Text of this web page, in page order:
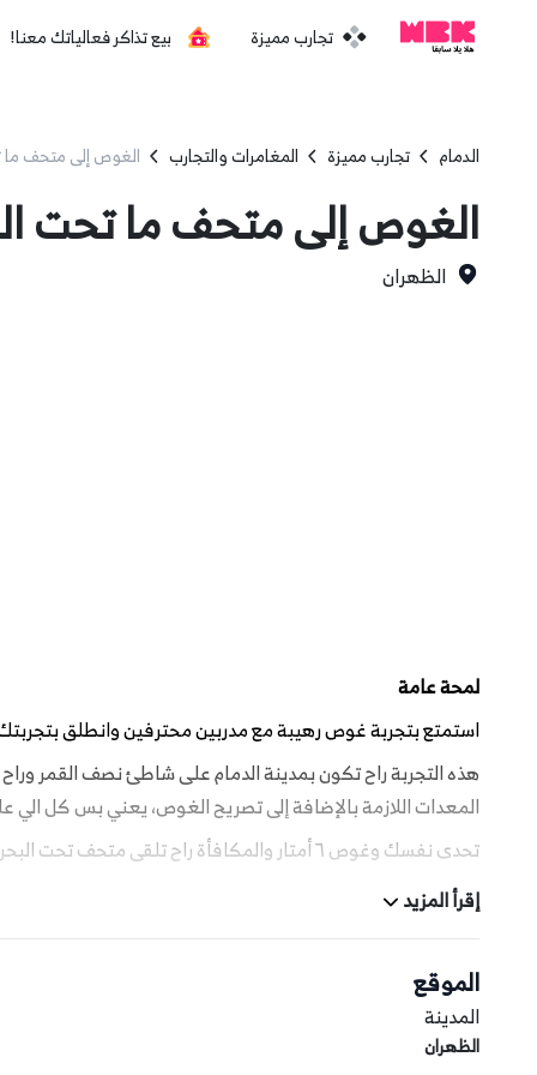
تجارب مميزة بيع تذاكر فعالياتك معنا!
الدمام تجارب مميزة المغامرات والتجارب
الغوص إلى متحف
الغوص إلى متحف ما تحت
الظهران
لمحة عامة
استمتع بتجربة غوص رهيبة مع مدربين محترفين وانطلق
هذه التجربة راح تكون بمدينة الدمام على شاطئ نصف القمر
المعدات اللازمة بالإضافة إلى تصريح الغوص، يعني بس كل
تحدى نفسك وغوص ٦ أمتار والمكافأة راح تلقى متحف تحت البحر مختلف عن كل المتاحف الي زرتها قبل كذا.
لا تفوت عليك تصوير الأبراج وحطام السيارات والسفينة
مخطط الرحلة
6:30 صباحًا: اللقاء في نقطة التجمع بمركز خفر السواحل لشاطئ نصف القمر واستلام تصريح الغوص
إقرأ المزيد
الموقع
المدينة
الظهران